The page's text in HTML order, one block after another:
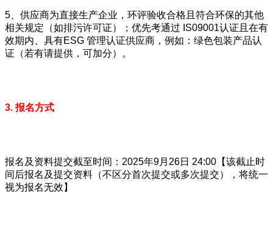
5、供应商为直接生产企业，环评验收合格且符合环保的其他
相关规定（如排污许可证）；优先考通过 IS09001认证且在有
效期内、具有ESG 管理认证供应商，例如：绿色包装产品认
证（若有请提供，可加分）。
3. 报名方式
报名及资料提交截至时间：2025年9月26日 24:00【该截止时
间后报名及提交资料（不区分首次提交或多次提交），将统一
视为报名无效】